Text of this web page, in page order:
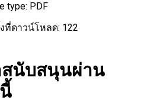
type: PDF
ที่ดาวน์โหลด: 122
สนับสนุนผ่าน